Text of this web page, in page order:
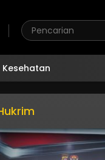
Kesehatan